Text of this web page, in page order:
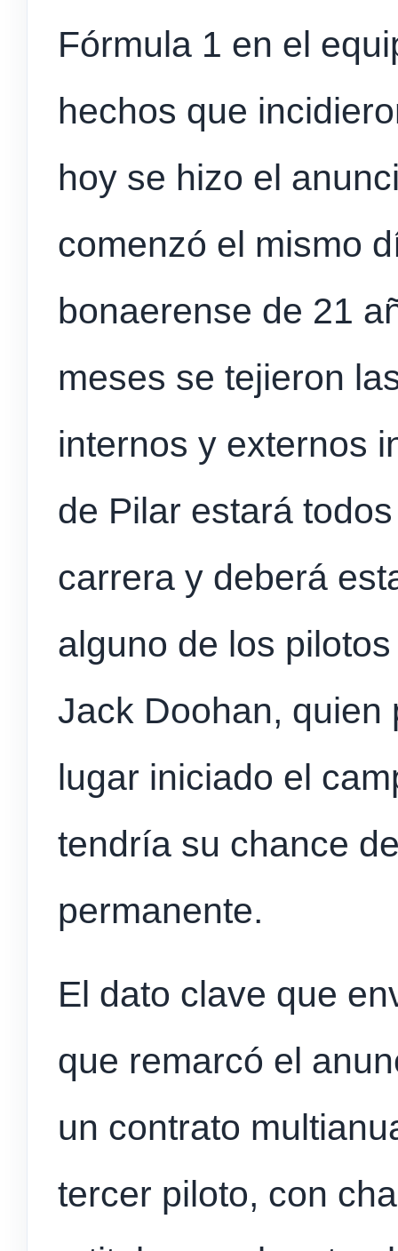
Fórmula 1 en el
hechos que
hoy se hizo el
comenzó el mismo
bonaerense de 21
meses se tejieron
internos y externos
de Pilar estará
carrera y deberá
alguno de los
Jack Doohan, quien
lugar iniciado el
tendría su chance
permanente.
El dato clave que
que remarcó el
un contrato
tercer piloto, con